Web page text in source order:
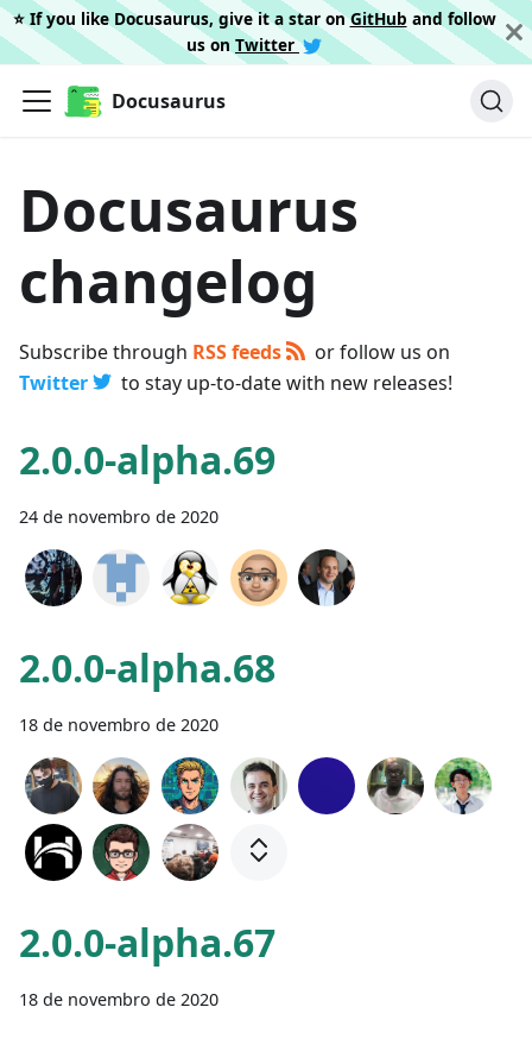
⭐️ If you like Docusaurus, give it a star onGitHub and follow
us on Twitter
Docusaurus
Docusaurus
changelog
Subscribe through RSS feeds
or follow us on
Twitter
to stay up-to-date with new releases!
2.0.0-alpha.69
24 de novembro de 2020
2.0.0-alpha.68
18 de novembro de 2020
2.0.0-alpha.67
18 de novembro de 2020